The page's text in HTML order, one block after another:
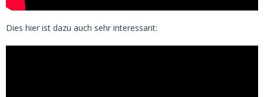
Dies hier ist dazu auch sehr interessant: